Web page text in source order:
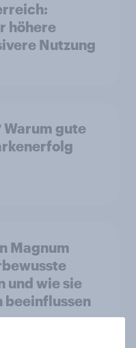
höhere
Nutzung
Warum gute
Magnum
und wie sie
beeinflussen